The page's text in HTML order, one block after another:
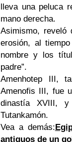
lleva una peluca
mano derecha.
Asimismo,
erosión, al
nombre y los
padre”.
Amenhotep III,
Amenofis III, fue
dinastía XVIII,
Tutankamón.
Vea a demás:
antiguos de un